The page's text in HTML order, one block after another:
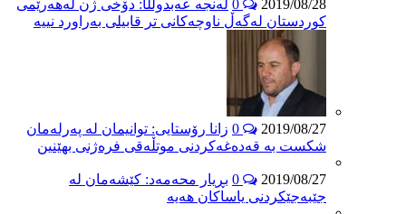
2019/08/28
لەنجە عەبدوڵڵا: دۆخی ژن لەهەرێمی
کوردستان لەگەڵ ناوچەکانی تر قابیلی بەراورد نییە
2019/08/27
زانا رۆستایی: توانیمان لە پەرلەمان
شکست بە قەدەغەکردنی موتڵەقی فرەژنی بهێنین
2019/08/27
بڕیار محەمەد: کێشەمان لە
جێبەجێکردنی یاساکان هەیە